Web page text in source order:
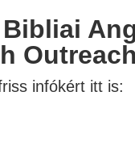
infókért itt is: